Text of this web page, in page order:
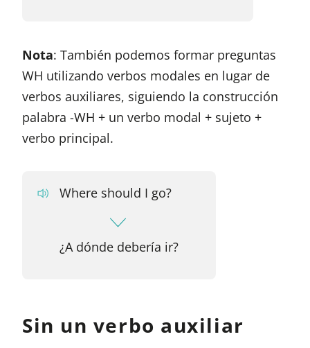
Nota: También podemos formar preguntas
WH utilizando verbos modales en lugar de
verbos auxiliares, siguiendo la construcción
palabra -WH + un verbo modal + sujeto +
verbo principal.
Where should I go?
¿A dónde debería ir?
Sin un verbo auxiliar